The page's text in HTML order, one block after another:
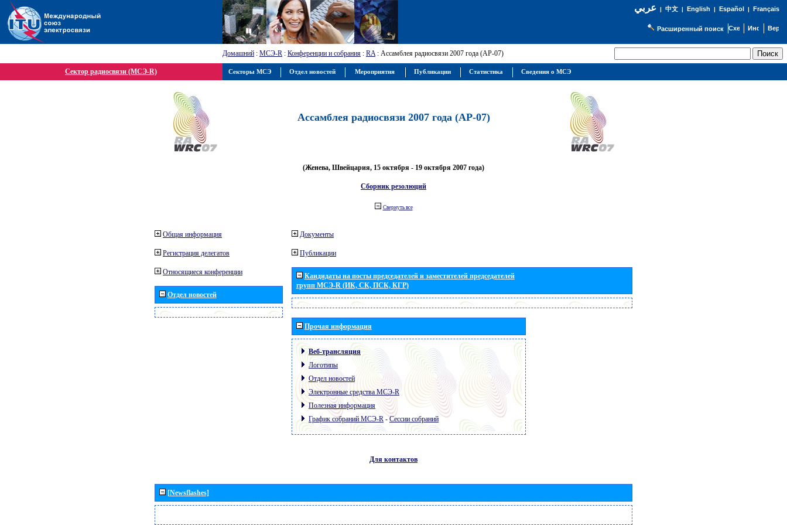
عربي| 中文| English | Español | Français
Расширенный поиск
Домашний : МСЭ-R : Конференции и собрания : RA: Ассамблея радиосвязи 2007 года (АР-07)
Сектор радиосвязи (МСЭ-R)
Ассамблея радиосвязи 2007 года (АР-07)
(Женева, Швейцария, 15 октября - 19 октября 2007 года)
Сборник резолюций
Свернуть все
Общая информация
Регистрация делегатов
Относящиеся конференции
Отдел новостей
Документы
Публикации
Кандидаты на посты председателей и заместителей председателей
групп МСЭ-R (ИК, СК, ПСК, КГР)
Прочая информация
Веб-трансляция
Логотипы
Отдел новостей
Электронные средства МСЭ-R
Полезная информация
График собраний МСЭ-R -Сессии собраний
Для контактов
[Newsflashes]
Секторы МСЭ Отдел новостей Мероприятия Публикации Статистика Сведения о МСЭ